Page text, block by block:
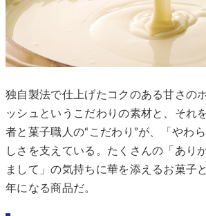
独自製法で仕上げたコクのある甘さの
ッシュというこだわりの素材と、それ
者と菓子職人の“こだわり”が、「やわ
しさを支えている。たくさんの「あり
まして」の気持ちに華を添えるお菓子
年になる商品だ。